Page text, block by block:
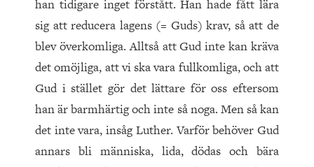
han tidigare inget förstått. Han hade fått lära
sig att reducera lagens (= Guds) krav, så att de
blev överkomliga. Alltså att Gud inte kan kräva
det omöjliga, att vi ska vara fullkomliga, och att
Gud i stället gör det lättare för oss eftersom
han är barmhärtig och inte så noga. Men så kan
det inte vara, insåg Luther. Varför behöver Gud
annars bli människa, lida, dödas och bära